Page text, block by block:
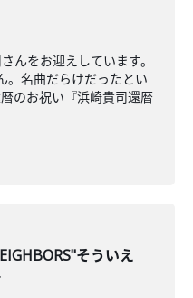
んをお迎えしています。
。名曲だらけだったとい
のお祝い『浜崎貴司還暦
そういえ